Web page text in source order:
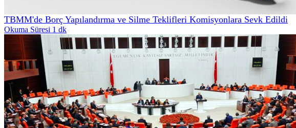
TBMM'de Borç Yapılandırma ve Silme Teklifleri Komisyonlara Sevk Edildi
Okuma Süresi 1 dk